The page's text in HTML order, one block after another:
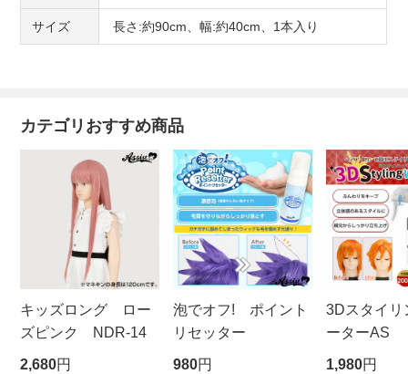
サイズ 長さ:約90cm、幅:約40cm、1本入り
カテゴリおすすめ商品
キッズロング ロー
ズピンク NDR-14
2,680円
泡でオフ! ポイント
リセッター
980円
3Dスタイリ
ーターAS
ビッグサイ
1,980円